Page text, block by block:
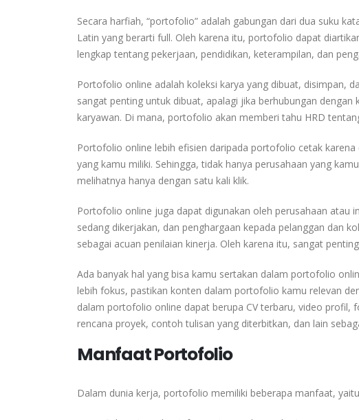
Secara harfiah, “portofolio” adalah gabungan dari dua suku
Latin yang berarti full. Oleh karena itu, portofolio dapat
lengkap tentang pekerjaan, pendidikan, keterampilan, dan
Portofolio online adalah koleksi karya yang dibuat, disimpan,
sangat penting untuk dibuat, apalagi jika berhubungan
karyawan. Di mana, portofolio akan memberi tahu HRD
Portofolio online lebih efisien daripada portofolio cetak
yang kamu miliki. Sehingga, tidak hanya perusahaan yang
melihatnya hanya dengan satu kali klik.
Portofolio online juga dapat digunakan oleh perusahaan atau
sedang dikerjakan, dan penghargaan kepada pelanggan dan
sebagai acuan penilaian kinerja. Oleh karena itu, sangat
Ada banyak hal yang bisa kamu sertakan dalam portofolio
lebih fokus, pastikan konten dalam portofolio kamu relevan
dalam portofolio online dapat berupa CV terbaru, video
rencana proyek, contoh tulisan yang diterbitkan, dan lain
Manfaat Portofolio
Dalam dunia kerja, portofolio memiliki beberapa manfaat,